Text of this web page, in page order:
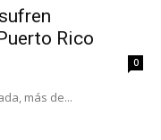
Rico
0
más de...